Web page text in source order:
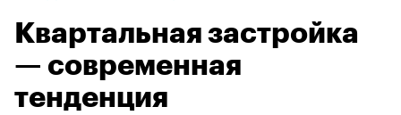
Квартальная застройка
— современная
тенденция